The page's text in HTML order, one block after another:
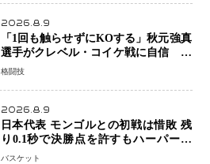
2026.8.9
「1回も触らせずにKOする」秋元強真
選手がクレベル・コイケ戦に自信 青
木真也と2カ月の寝技対策「引き込ま
格闘技
2026.8.9
日本代表 モンゴルとの初戦は惜敗 残
り0.1秒で決勝点を許すもハーパージ
ュニア15得点 カーク18得点と存在感
バスケット